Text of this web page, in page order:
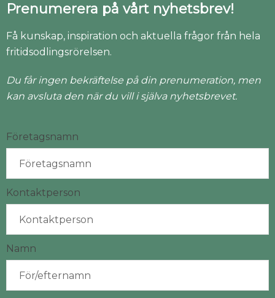
Prenumerera på vårt nyhetsbrev!
Få kunskap, inspiration och aktuella frågor från hela
fritidsodlingsrörelsen.
Du får ingen bekräftelse på din prenumeration, men
kan avsluta den när du vill i själva nyhetsbrevet.
Företagsnamn
Kontaktperson
Namn